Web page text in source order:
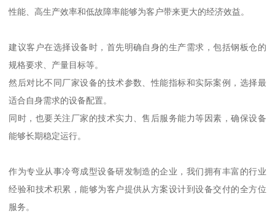
性能、高生产效率和低故障率能够为客户带来更大的经济效益。
建议客户在选择设备时，首先明确自身的生产需求，包括钢板仓的
规格要求、产量目标等。
然后对比不同厂家设备的技术参数、性能指标和实际案例，选择最
适合自身需求的设备配置。
同时，也要关注厂家的技术实力、售后服务能力等因素，确保设备
能够长期稳定运行。
作为专业从事冷弯成型设备研发制造的企业，我们拥有丰富的行业
经验和技术积累，能够为客户提供从方案设计到设备交付的全方位
服务。